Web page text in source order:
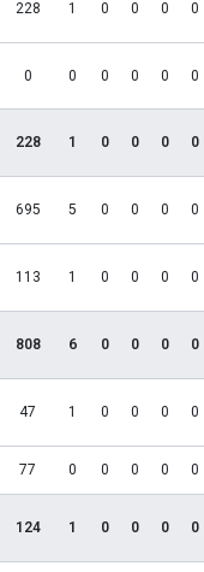
228 1 0 0 0 0
0 0 0 0 0 0
228 1 0 0 0 0
695 5 0 0 0 0
113 1 0 0 0 0
808 6 0 0 0 0
47 1 0 0 0 0
77 0 0 0 0 0
124 1 0 0 0 0